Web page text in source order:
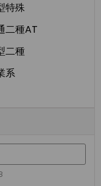
特殊
二種AT
二種
系